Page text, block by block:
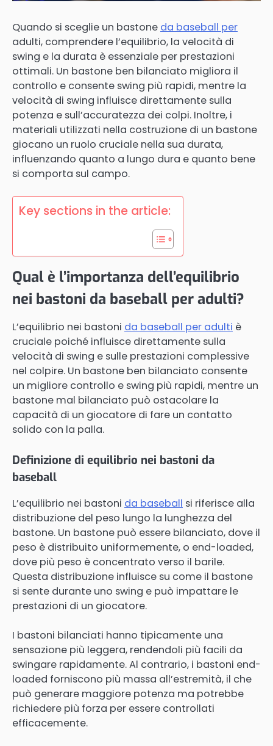
Quando si sceglie un bastone da baseball per
adulti, comprendere l’equilibrio, la velocità di
swing e la durata è essenziale per prestazioni
ottimali. Un bastone ben bilanciato migliora il
controllo e consente swing più rapidi, mentre la
velocità di swing influisce direttamente sulla
potenza e sull’accuratezza dei colpi. Inoltre, i
materiali utilizzati nella costruzione di un bastone
giocano un ruolo cruciale nella sua durata,
influenzando quanto a lungo dura e quanto bene
si comporta sul campo.
Key sections in the article:
Qual è l’importanza dell’equilibrio
nei bastoni da baseball per adulti?
L’equilibrio nei bastoni da baseball per adulti è
cruciale poiché influisce direttamente sulla
velocità di swing e sulle prestazioni complessive
nel colpire. Un bastone ben bilanciato consente
un migliore controllo e swing più rapidi, mentre un
bastone mal bilanciato può ostacolare la
capacità di un giocatore di fare un contatto
solido con la palla.
Definizione di equilibrio nei bastoni da
baseball
L’equilibrio nei bastoni da baseball si riferisce alla
distribuzione del peso lungo la lunghezza del
bastone. Un bastone può essere bilanciato, dove il
peso è distribuito uniformemente, o end-loaded,
dove più peso è concentrato verso il barile.
Questa distribuzione influisce su come il bastone
si sente durante uno swing e può impattare le
prestazioni di un giocatore.
I bastoni bilanciati hanno tipicamente una
sensazione più leggera, rendendoli più facili da
swingare rapidamente. Al contrario, i bastoni end-
loaded forniscono più massa all’estremità, il che
può generare maggiore potenza ma potrebbe
richiedere più forza per essere controllati
efficacemente.